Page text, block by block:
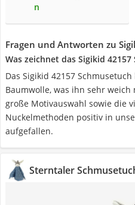
n
Fragen und Antworten zu
Was zeichnet das Sigikid 42157
Das Sigikid 42157
Baumwolle, was ihn sehr
große Motivauswahl sowie die
Nuckelmethoden positiv in
aufgefallen.
Sterntaler